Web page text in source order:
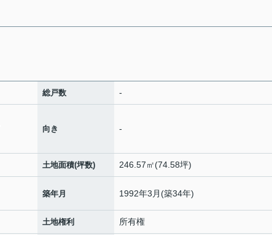
総戸数 -
向き -
土地面積(坪数) 246.57㎡(74.58坪)
築年月 1992年3月(築34年)
土地権利 所有権